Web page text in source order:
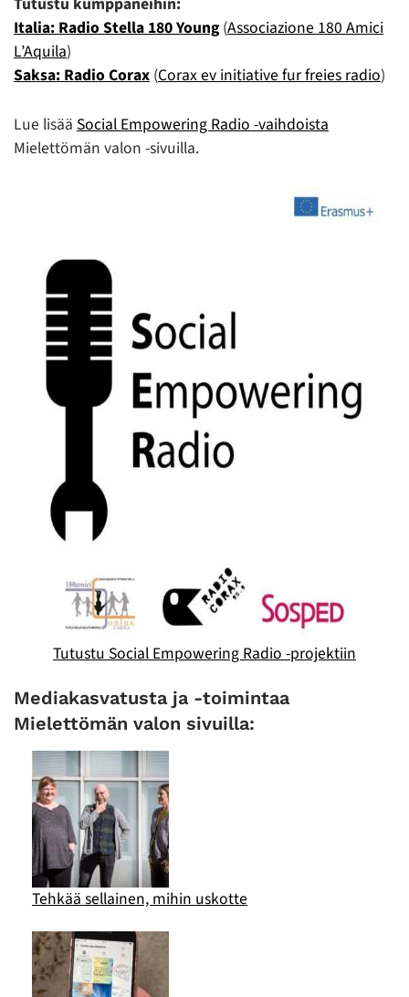
Italia: Radio Stella 180 Young (Associazione 180 Amici
L’Aquila)
Saksa: Radio Corax (Corax ev initiative fur freies radio)
Lue lisää Social Empowering Radio -vaihdoista
Mielettömän valon -sivuilla.
Tutustu Social Empowering Radio -projektiin
Mediakasvatusta ja -toimintaa
Mielettömän valon sivuilla:
Tehkää sellainen, mihin uskotte